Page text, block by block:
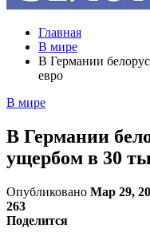
Главная
В мире
В Германии
евро
В мире
В Германии
ущербом в 30
Опубликовано Мар 29,
263
Поделится